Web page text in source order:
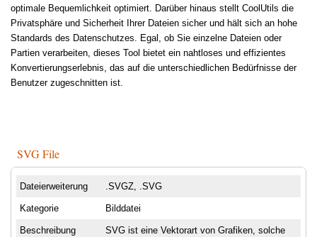
optimale Bequemlichkeit optimiert. Darüber hinaus stellt CoolUtils die
Privatsphäre und Sicherheit Ihrer Dateien sicher und hält sich an hohe
Standards des Datenschutzes. Egal, ob Sie einzelne Dateien oder
Partien verarbeiten, dieses Tool bietet ein nahtloses und effizientes
Konvertierungserlebnis, das auf die unterschiedlichen Bedürfnisse der
Benutzer zugeschnitten ist.
SVG File
Dateierweiterung .SVGZ, .SVG
Kategorie Bilddatei
Beschreibung
SVG ist eine Vektorart von Grafiken, solche